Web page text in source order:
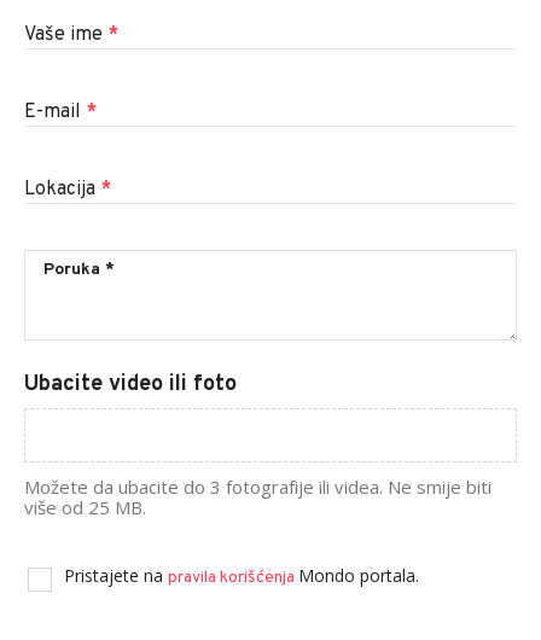
Vaše ime *
E-mail *
Lokacija *
Ubacite video ili foto
Možete da ubacite do 3 fotografije ili videa. Ne smije biti
više od 25 MB.
Pristajete na pravila korišćenja Mondo portala.